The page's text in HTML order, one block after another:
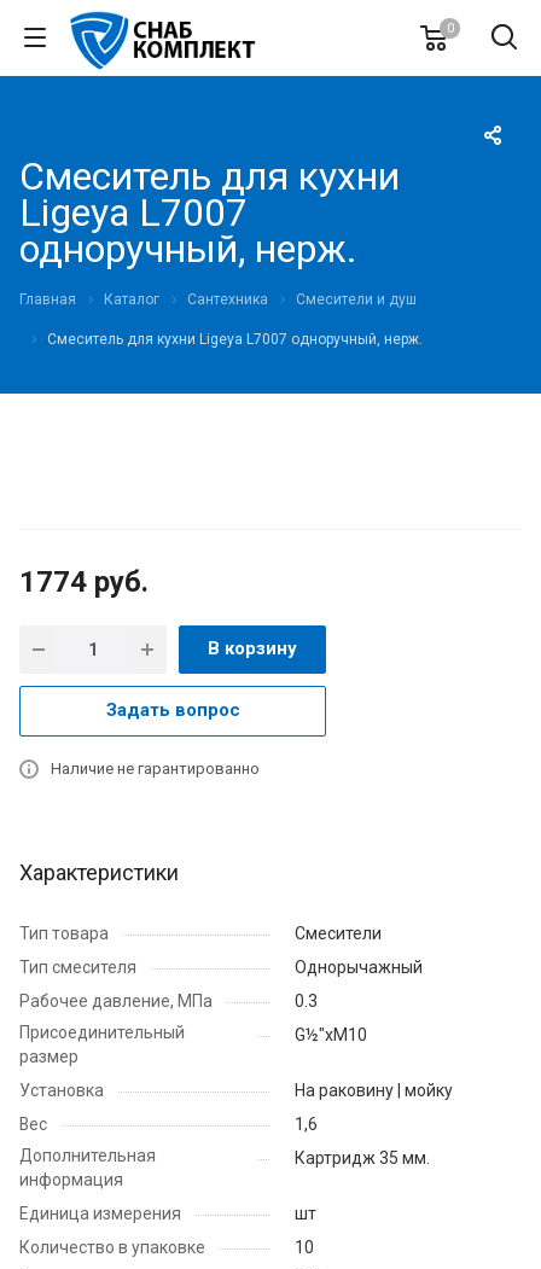
0
Смеситель для кухни
Ligeya L7007
одноручный, нерж.
Главная Каталог Сантехника Смесители и душ
Смеситель для кухни Ligeya L7007 одноручный, нерж.
1774 руб.
В корзину
Задать вопрос
Наличие не гарантированно
Характеристики
Тип товара
Смесители
Тип смесителя
Однорычажный
Рабочее давление, МПа
0.3
Присоединительный
размер
G½"хМ10
Установка
На раковину | мойку
Вес
1,6
Дополнительная
информация
Картридж 35 мм.
Единица измерения
шт
Количество в упаковке
10